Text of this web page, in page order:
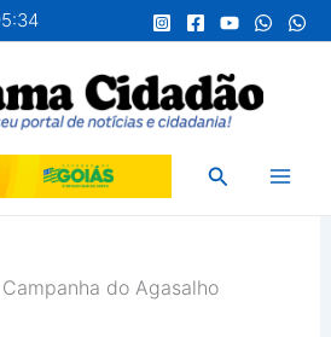
Pesquisar
Campanha do Agasalho